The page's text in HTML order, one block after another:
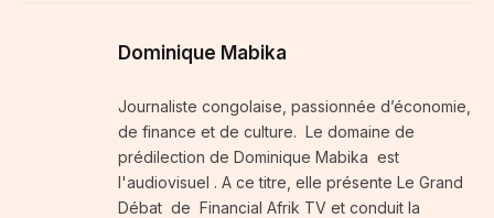
Dominique Mabika
Journaliste congolaise, passionnée d’économie,
de finance et de culture. Le domaine de
prédilection de Dominique Mabika est
l'audiovisuel . A ce titre, elle présente Le Grand
Débat de Financial Afrik TV et conduit la